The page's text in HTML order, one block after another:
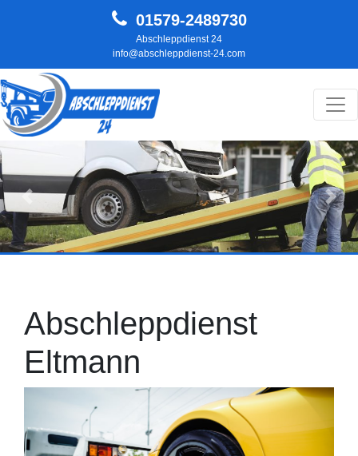
01579-2489730
Abschleppdienst 24
info@abschleppdienst-24.com
Hauptnavigation
Zurück
Abschleppdienst
Eltmann